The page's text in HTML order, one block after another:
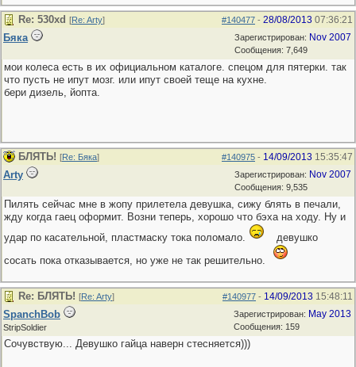
#140477 - 28/08/2013 07:36:21
Re: 530хd [Re: Arty]
Зарегистрирован: Nov 2007
Сообщения: 7,649
Бяка
мои колеса есть в их официальном каталоге. спецом для пятерки. так
что пусть не ипут мозг. или ипут своей теще на кухне.
бери дизель, йопта.
#140975 - 14/09/2013 15:35:47
БЛЯТЬ! [Re: Бяка]
Зарегистрирован: Nov 2007
Сообщения: 9,535
Arty
Пилять сейчас мне в жопу прилетела девушка, сижу блять в печали,
жду когда гаец оформит. Возни теперь, хорошо что бэха на ходу. Ну и
удар по касательной, пластмаску тока поломало.
девушко
сосать пока отказывается, но уже не так решительно.
#140977 - 14/09/2013 15:48:11
Re: БЛЯТЬ! [Re: Arty]
Зарегистрирован: May 2013
Сообщения: 159
SpanchBob
StripSoldier
Сочувствую... Девушко гайца наверн стесняется)))